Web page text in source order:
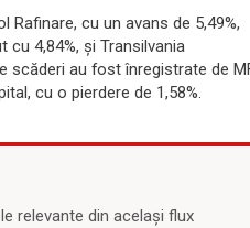
cu un avans de 5,49%,
cu 4,84%, şi Transilvania
scăderi au fost înregistrate de
cu o pierdere de 1,58%.
relevante din același flux